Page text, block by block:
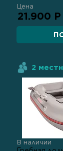
Цена
21.900 Р
2
В наличии